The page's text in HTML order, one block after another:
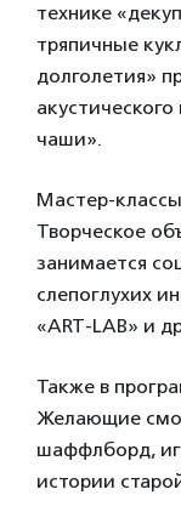
технике
тряпичные
долголетия»
чаши».
Мастер-
Творческое
занимается
слепоглухих
«ART-LAB» и
Также в
Желающие
шаффлборд,
истории